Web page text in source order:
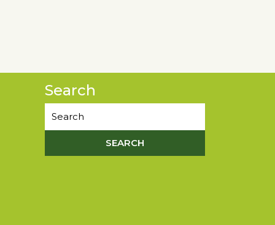
Search